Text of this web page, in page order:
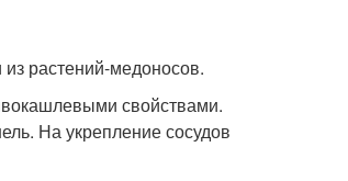
растений-медоносов.
свойствами.
На укрепление сосудов